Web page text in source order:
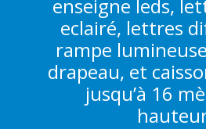
enseigne leds,
eclairé, lettres
rampe
drapeau, et
jusqu’à 16